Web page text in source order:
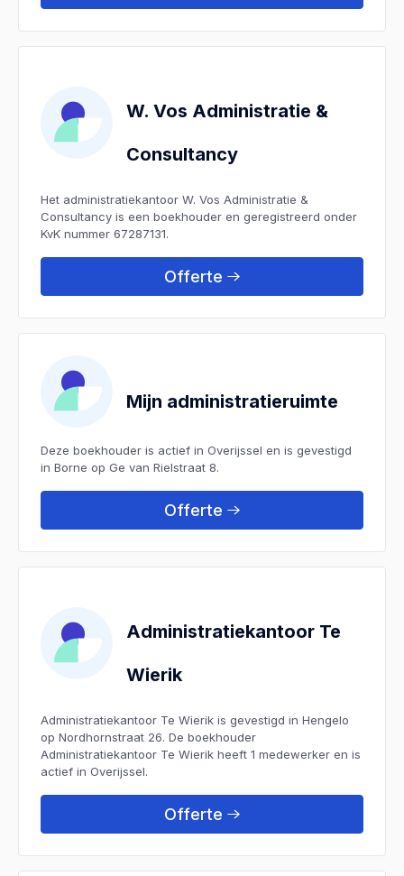
W. Vos Administratie &
Consultancy
Het administratiekantoor W. Vos Administratie &
Consultancy is een boekhouder en geregistreerd onder
KvK nummer 67287131.
Offerte
Mijn administratieruimte
Deze boekhouder is actief in Overijssel en is gevestigd
in Borne op Ge van Rielstraat 8.
Offerte
Administratiekantoor Te
Wierik
Administratiekantoor Te Wierik is gevestigd in Hengelo
op Nordhornstraat 26. De boekhouder
Administratiekantoor Te Wierik heeft 1 medewerker en is
actief in Overijssel.
Offerte